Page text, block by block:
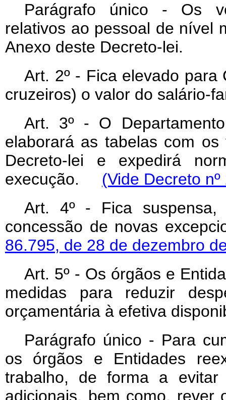
Parágrafo único - Os
relativos ao pessoal de nível
Anexo deste Decreto-lei.
Art. 2º - Fica elevado
cruzeiros) o valor do salário-
Art. 3º - O
elaborará as tabelas com
Decreto-lei e expedirá
execução. (Vide Decreto
Art. 4º - Fica
concessão de novas
86.795, de 28 de dezembro
Art. 5º - Os órgãos e
medidas para reduzir
orçamentária à efetiva
Parágrafo único - Para
os órgãos e Entidades
trabalho, de forma a evitar
adicionais, bem como, rever